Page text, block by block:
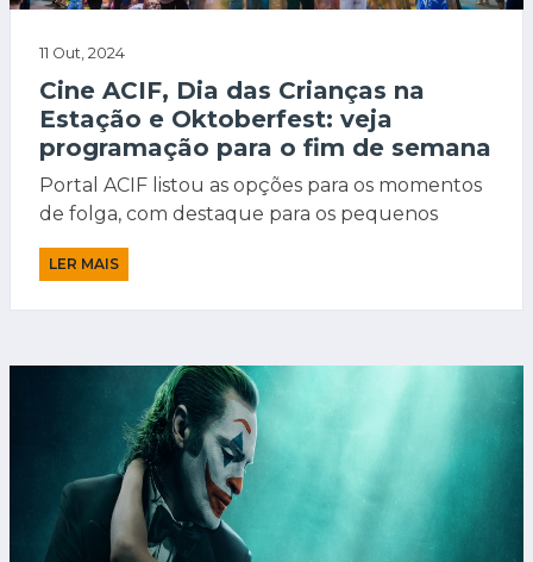
11 Out, 2024
Cine ACIF, Dia das Crianças na
Estação e Oktoberfest: veja
programação para o fim de semana
Portal ACIF listou as opções para os momentos
de folga, com destaque para os pequenos
LER MAIS